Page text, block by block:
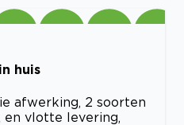
huis
afwerking, 2 soorten
en vlotte levering,